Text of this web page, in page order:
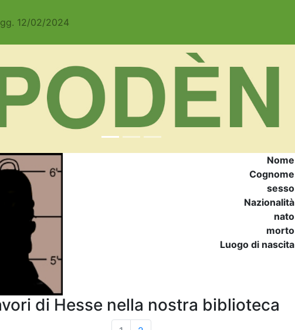
12/02/2024
Nome
Cognome
sesso
Nazionalità
nato
morto
Luogo di nascita
di Hesse nella nostra biblioteca